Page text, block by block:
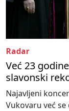
Radar
Već 23
slavonski
Najavljeni
Vukovaru već